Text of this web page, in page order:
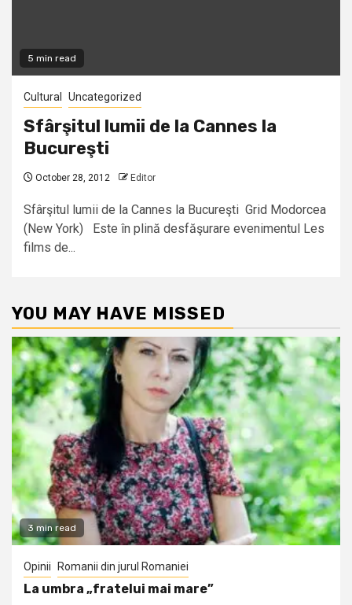
5 min read
Cultural Uncategorized
Sfârşitul lumii de la Cannes la
Bucureşti
October 28, 2012 Editor
Sfârşitul lumii de la Cannes la Bucureşti Grid Modorcea
(New York) Este în plină desfăşurare evenimentul Les
films de...
YOU MAY HAVE MISSED
3 min read
Opinii Romanii din jurul Romaniei
La umbra „fratelui mai mare”